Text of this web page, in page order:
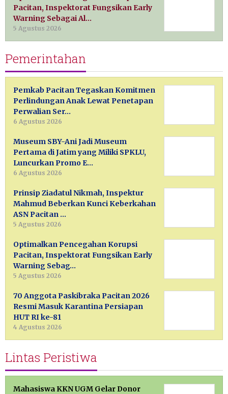
Pacitan, Inspektorat Fungsikan Early
Warning Sebagai Al…
5 Agustus 2026
Pemerintahan
Pemkab Pacitan Tegaskan Komitmen
Perlindungan Anak Lewat Penetapan
Perwalian Ser…
6 Agustus 2026
Museum SBY-Ani Jadi Museum
Pertama di Jatim yang Miliki SPKLU,
Luncurkan Promo E…
6 Agustus 2026
Prinsip Ziadatul Nikmah, Inspektur
Mahmud Beberkan Kunci Keberkahan
ASN Pacitan …
5 Agustus 2026
Optimalkan Pencegahan Korupsi
Pacitan, Inspektorat Fungsikan Early
Warning Sebag…
5 Agustus 2026
70 Anggota Paskibraka Pacitan 2026
Resmi Masuk Karantina Persiapan
HUT RI ke-81
4 Agustus 2026
Lintas Peristiwa
Mahasiswa KKN UGM Gelar Donor